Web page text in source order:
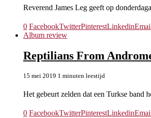
Reverend James Leg geeft op
0 FacebookTwitterPinterestLinkedin
Album review
Reptilians From
15 mei 2019 1 minuten leestijd
Het gebeurt zelden dat een Turkse
0 FacebookTwitterPinterestLinkedin